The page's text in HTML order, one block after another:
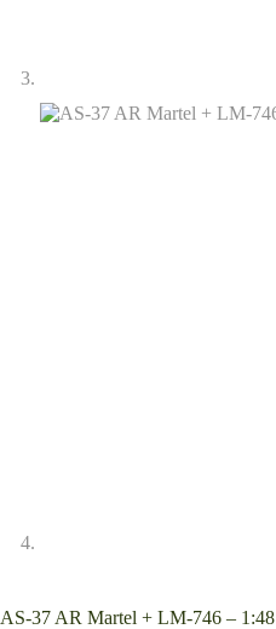
AS-37 AR Martel + LM-746 – 1:48